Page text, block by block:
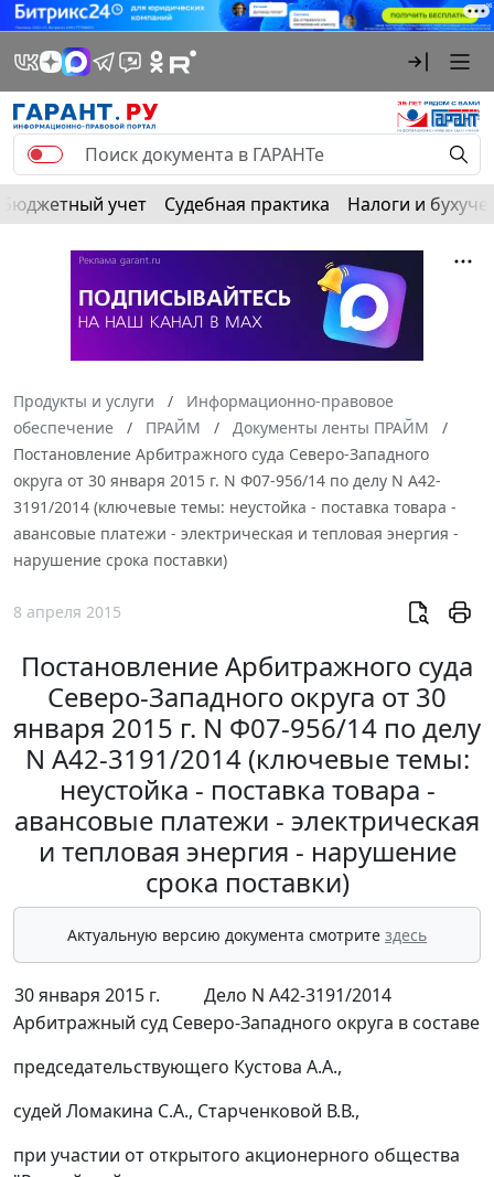
Бюджетный учет Судебная практика Налоги и
Продукты и услуги
Информационно-правовое
обеспечение
ПРАЙМ
Документы ленты ПРАЙМ
Постановление Арбитражного суда Северо-Западного
округа от 30 января 2015 г. N Ф07-956/14 по делу N А42-
3191/2014 (ключевые темы: неустойка - поставка товара -
авансовые платежи - электрическая и тепловая энергия -
нарушение срока поставки)
8 апреля 2015
Постановление Арбитражного суда
Северо-Западного округа от 30
января 2015 г. N Ф07-956/14 по делу
N А42-3191/2014 (ключевые темы:
неустойка - поставка товара -
авансовые платежи - электрическая
и тепловая энергия - нарушение
срока поставки)
Актуальную версию документа смотрите здесь
30 января 2015 г.
Дело N А42-3191/2014
Арбитражный суд Северо-Западного округа в составе
председательствующего Кустова А.А.,
судей Ломакина С.А., Старченковой В.В.,
при участии от открытого акционерного общества